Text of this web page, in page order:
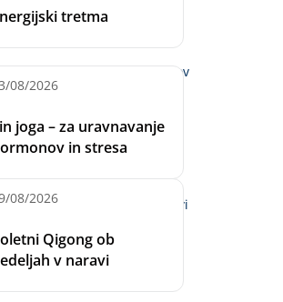
tretma
08/2026
joga – za uravnavanje
in stresa
08/2026
Qigong ob
v naravi